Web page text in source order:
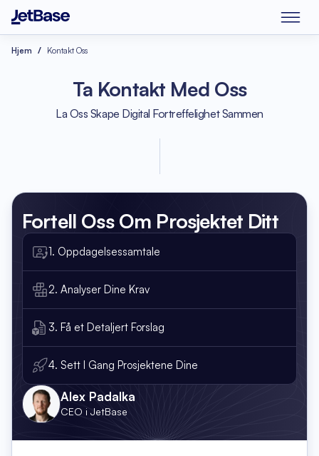
Hjem Kontakt Oss
Ta Kontakt Med Oss
La Oss Skape Digital Fortreffelighet Sammen
Fortell Oss Om Prosjektet Ditt
1. Oppdagelsessamtale
2. Analyser Dine Krav
3. Få et Detaljert Forslag
4. Sett I Gang Prosjektene Dine
Alex Padalka
CEO i JetBase